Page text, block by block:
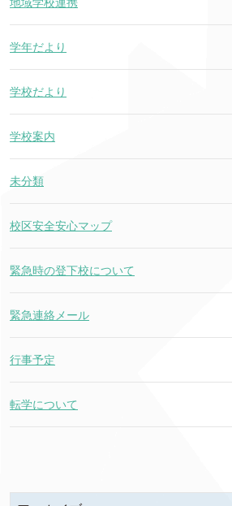
学年だより
学校だより
学校案内
未分類
校区安全安心マップ
緊急時の登下校について
緊急連絡メール
行事予定
転学について